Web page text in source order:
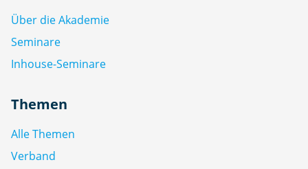
Über die Akademie
Seminare
Inhouse-Seminare
Themen
Alle Themen
Verband